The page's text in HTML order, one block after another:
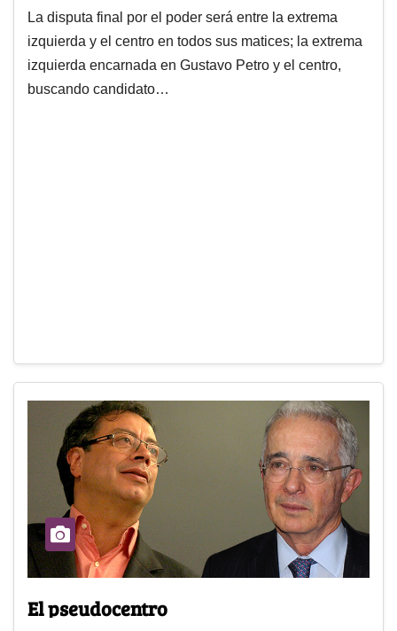
La disputa final por el poder será entre la extrema
izquierda y el centro en todos sus matices; la extrema
izquierda encarnada en Gustavo Petro y el centro,
buscando candidato…
El pseudocentro